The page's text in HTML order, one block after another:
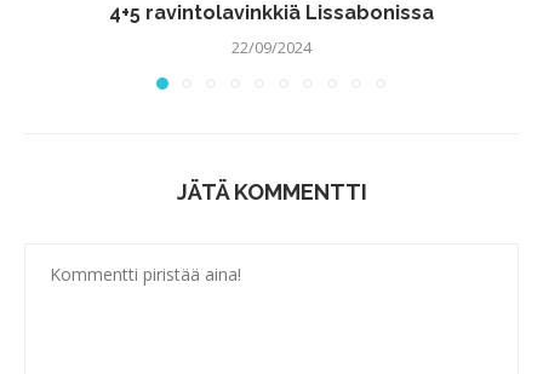
4+5 ravintolavinkkiä Lissabonissa
22/09/2024
JÄTÄ KOMMENTTI